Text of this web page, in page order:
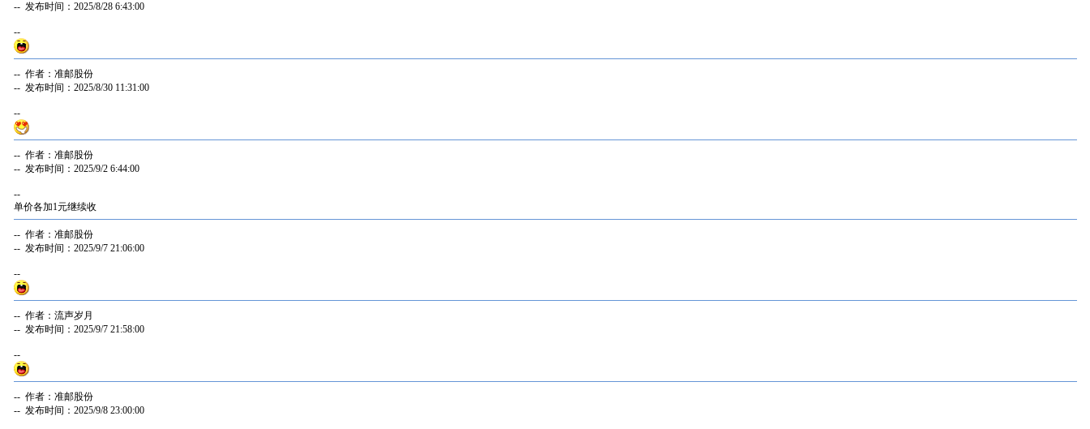
-- 发布时间：2025/8/28 6:43:00
--
-- 作者：准邮股份
-- 发布时间：2025/8/30 11:31:00
--
-- 作者：准邮股份
-- 发布时间：2025/9/2 6:44:00
--
单价各加1元继续收
-- 作者：准邮股份
-- 发布时间：2025/9/7 21:06:00
--
-- 作者：流声岁月
-- 发布时间：2025/9/7 21:58:00
--
-- 作者：准邮股份
-- 发布时间：2025/9/8 23:00:00